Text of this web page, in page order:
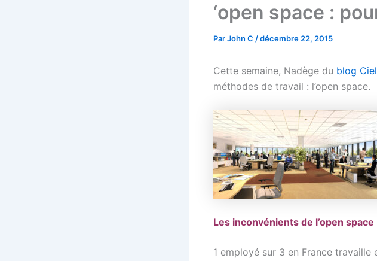
‘open space :
ParJohn C /décembre 22, 2015
Cette semaine, Nadège du blog
méthodes de travail : l’open space.
Les inconvénients de l’open space
1 employé sur 3 en France travaille